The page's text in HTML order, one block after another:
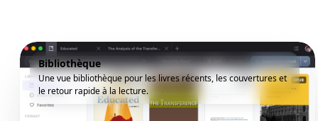
Bibliothèque
Une vue bibliothèque pour les livres récents, les couvertures et
le retour rapide à la lecture.